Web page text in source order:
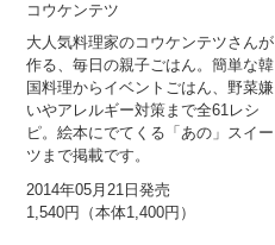
コウケンテツ
大人気料理家のコウケンテツさんが
作る、毎日の親子ごはん。簡単な韓
国料理からイベントごはん、野菜嫌
いやアレルギー対策まで全61レシ
ピ。絵本にでてくる「あの」スイー
ツまで掲載です。
2014年05月21日発売
1,540円（本体1,400円）